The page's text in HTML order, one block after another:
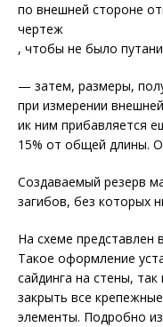
по внешней стороне
чертеж
, чтобы не было
— затем, размеры,
при измерении
ик ним прибавляется
15% от общей длины.
Создаваемый резерв
загибов, без которых
На схеме представлен
Такое оформление
сайдинга на стены,
закрыть все крепежные
элементы. Подробно